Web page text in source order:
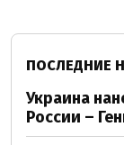
ПОСЛЕДНИЕ
Украина
России –